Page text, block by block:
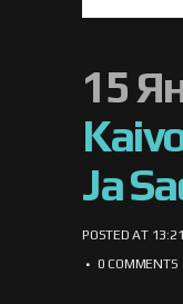
15
Ja
POSTED AT
0 COMMENTS